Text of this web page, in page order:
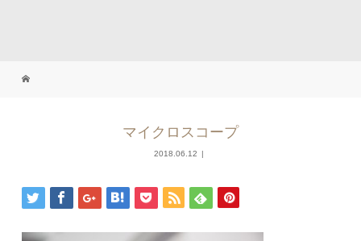
マイクロスコープ
2018.06.12